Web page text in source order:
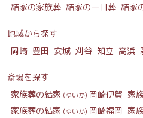
結家の家族葬 結家の一日葬 結家
地域から探す
岡崎 豊田 安城 刈谷 知立 高浜
斎場を探す
家族葬の結家 (ゆいか) 岡崎伊賀 家
家族葬の結家 (ゆいか) 岡崎福岡 家